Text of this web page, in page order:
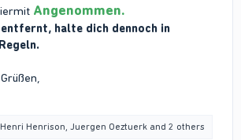
Angenommen.
entfernt, halte dich dennoch in
Henri Henrison Juergen Oeztuerk and 2 others